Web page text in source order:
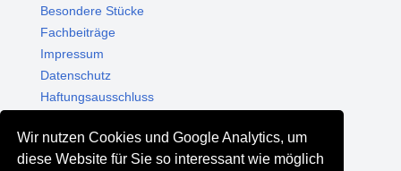
Wir nutzen Cookies und Google Analytics, um
diese Website für Sie so interessant wie möglich
Besondere Stücke
Fachbeiträge
Impressum
Datenschutz
Haftungsausschluss
Shop - Online kaufen
Münzgalerie München